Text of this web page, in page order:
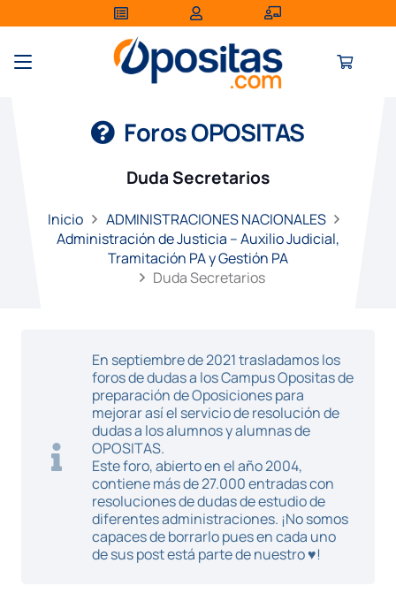
Foros OPOSITAS
Duda Secretarios
Inicio
ADMINISTRACIONES NACIONALES
Administración de Justicia – Auxilio Judicial,
Tramitación PA y Gestión PA
Duda Secretarios
En septiembre de 2021 trasladamos los
foros de dudas a los Campus Opositas de
preparación de Oposiciones para
mejorar así el servicio de resolución de
dudas a los alumnos y alumnas de
OPOSITAS.
Este foro, abierto en el año 2004,
contiene más de 27.000 entradas con
resoluciones de dudas de estudio de
diferentes administraciones. ¡No somos
capaces de borrarlo pues en cada uno
de sus post está parte de nuestro ♥!